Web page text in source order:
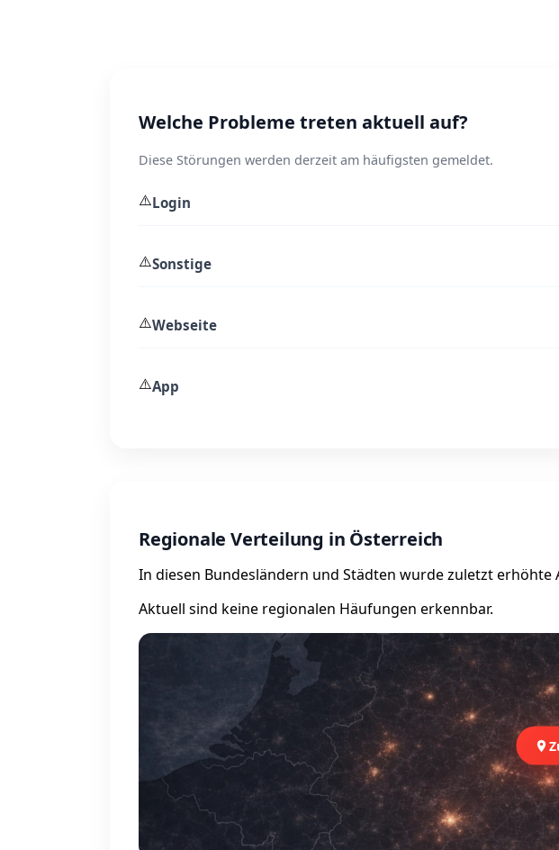
Welche Probleme treten aktuell auf?
Diese Störungen werden derzeit am häufigsten gemeldet.
⚠️Login
⚠️Sonstige
⚠️Webseite
⚠️App
Regionale Verteilung in Österreich
In diesen Bundesländern und Städten wurde zuletzt erhöhte
Aktuell sind keine regionalen Häufungen erkennbar.